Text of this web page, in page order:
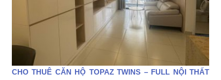
CHO THUÊ CĂN HỘ TOPAZ TWINS – FULL NỘI THẤT